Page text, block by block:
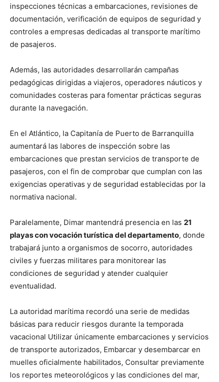
inspecciones técnicas a embarcaciones, revisiones de
documentación, verificación de equipos de seguridad y
controles a empresas dedicadas al transporte marítimo
de pasajeros.
Además, las autoridades desarrollarán campañas
pedagógicas dirigidas a viajeros, operadores náuticos y
comunidades costeras para fomentar prácticas seguras
durante la navegación.
En el Atlántico, la Capitanía de Puerto de Barranquilla
aumentará las labores de inspección sobre las
embarcaciones que prestan servicios de transporte de
pasajeros, con el fin de comprobar que cumplan con las
exigencias operativas y de seguridad establecidas por la
normativa nacional.
Paralelamente, Dimar mantendrá presencia en las 21
playas con vocación turística del departamento, donde
trabajará junto a organismos de socorro, autoridades
civiles y fuerzas militares para monitorear las
condiciones de seguridad y atender cualquier
eventualidad.
La autoridad marítima recordó una serie de medidas
básicas para reducir riesgos durante la temporada
vacacional Utilizar únicamente embarcaciones y servicios
de transporte autorizados, Embarcar y desembarcar en
muelles oficialmente habilitados, Consultar previamente
los reportes meteorológicos y las condiciones del mar,